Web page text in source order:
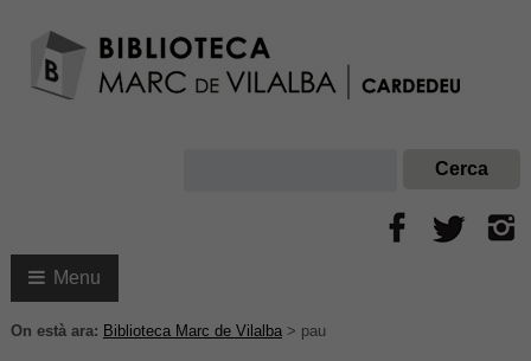
Menu
On està ara: Biblioteca Marc de Vilalba> pau